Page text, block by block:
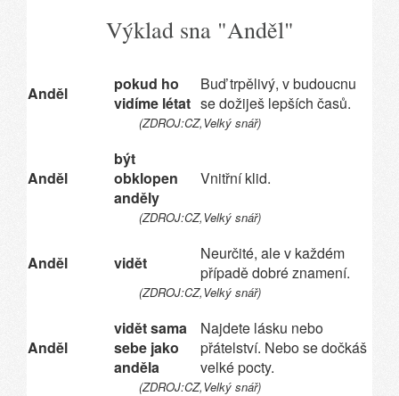
Výklad sna "Anděl"
Anděl
pokud ho
vidíme létat
Buď trpělivý, v budoucnu
se dožiješ lepších časů.
(ZDROJ:CZ,Velký snář)
Anděl
být
obklopen
anděly
Vnitřní klid.
(ZDROJ:CZ,Velký snář)
Anděl vidět
Neurčité, ale v každém
případě dobré znamení.
(ZDROJ:CZ,Velký snář)
Anděl
vidět sama
sebe jako
anděla
Najdete lásku nebo
přátelství. Nebo se dočkáš
velké pocty.
(ZDROJ:CZ,Velký snář)